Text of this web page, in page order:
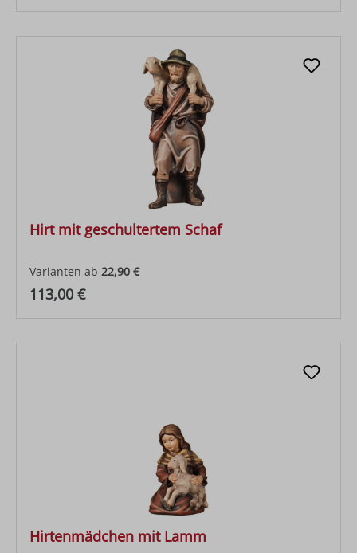
Hirt mit geschultertem Schaf
Varianten ab 22,90 €
Regulärer Preis:
113,00 €
Hirtenmädchen mit Lamm